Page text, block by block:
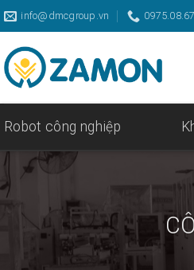
Skip
to
content
info@dmcgroup.vn
Robot công nghiệp